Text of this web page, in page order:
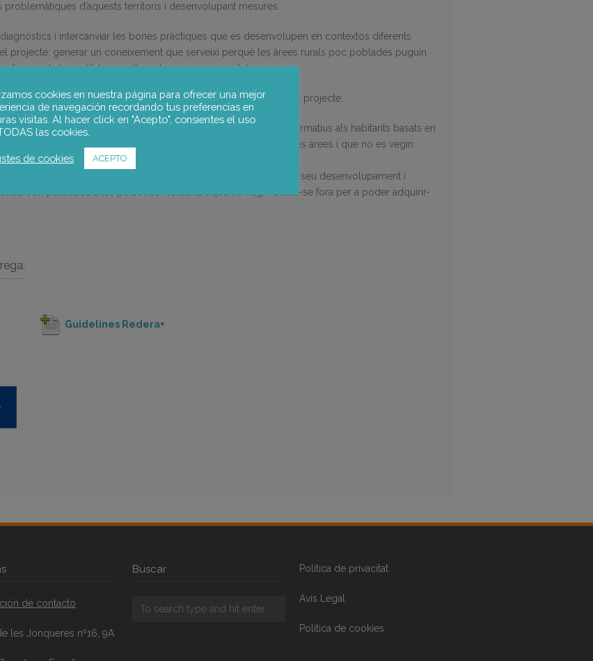
d’aquests territoris i desenvolupant mesures.
i intercanviar les bones pràctiques que es desenvolupen en contextos diferents
projecte: generar un coneixement que serveixi perquè les àrees rurals poc poblades puguin
de qualitat específica a les seves necessitats.
bones pràctiques giraran entorn als dos objectius secundaris del projecte:
territoris rurals per a incrementar la capacitat d’oferir serveis formatius als habitants basats en
adequades per a dur a terme el seu projecte vital en aquestes àrees i que no es vegin
puguin realitzar mapes de les competències necessàries per al seu desenvolupament i
competències a les persones residents i que no hagin d’anar-se fora per a poder adquirir-
Guidelines Redera+
de contacto
les Jonqueres nº16, 9A
Buscar Política de privacitat
Avís Legal
Política de cookies
cookies en nuestra página para ofrecer una mejor
de navegación recordando tus preferencias en
visitas. Al hacer click en "Acepto", consientes el uso
las cookies.
de cookies ACEPTO